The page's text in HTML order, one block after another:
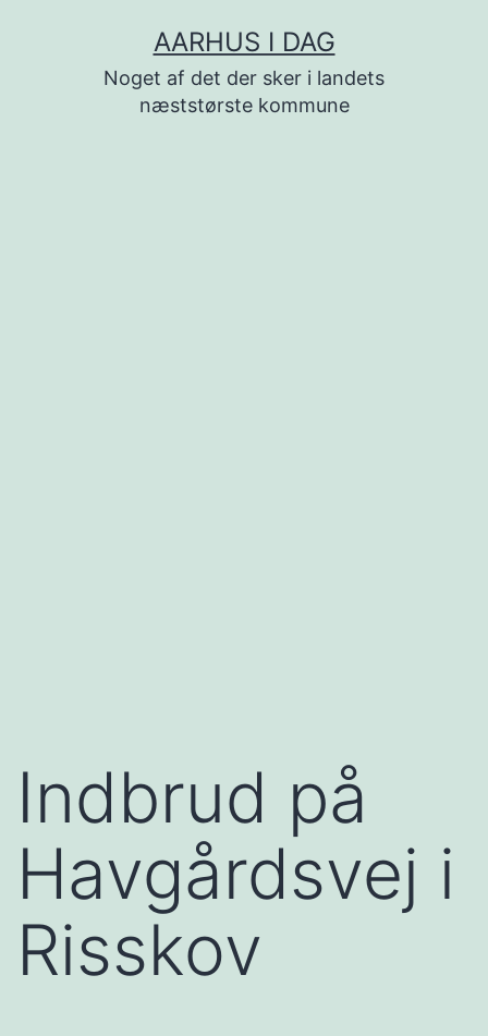
AARHUS I DAG
Noget af det der sker i landets
næststørste kommune
Indbrud på
Havgårdsvej i
Risskov